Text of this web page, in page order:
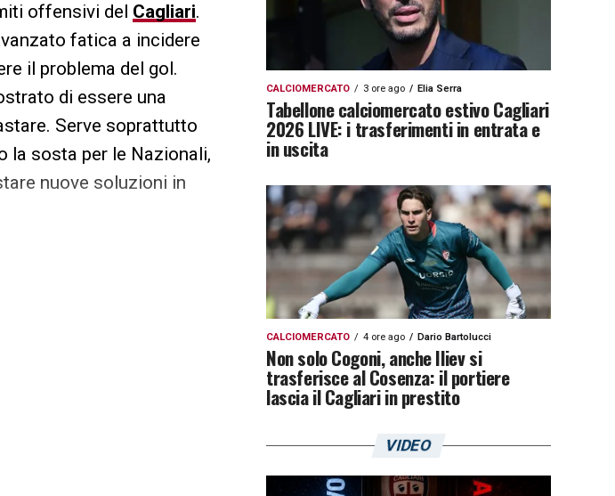
offensivi del Cagliari.
fatica a incidere
il problema del gol.
di essere una
Serve soprattutto
la sosta per le Nazionali,
nuove soluzioni in
CALCIOMERCATO 3 ore ago Elia Serra
Tabellone calciomercato estivo Cagliari
2026 LIVE: i trasferimenti in entrata e
in uscita
CALCIOMERCATO 4 ore ago Dario Bartolucci
Non solo Cogoni, anche Iliev si
trasferisce al Cosenza: il portiere
lascia il Cagliari in prestito
VIDEO